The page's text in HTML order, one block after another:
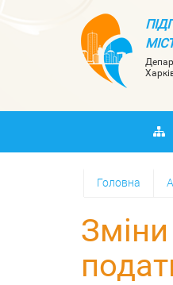
Головна